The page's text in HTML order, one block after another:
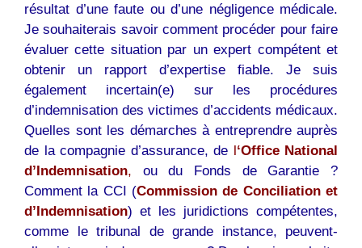
résultat d’une faute ou d’une négligence médicale.
Je souhaiterais savoir comment procéder pour faire
évaluer cette situation par un expert compétent et
obtenir un rapport d’expertise fiable. Je suis
également incertain(e) sur les procédures
d’indemnisation des victimes d’accidents médicaux.
Quelles sont les démarches à entreprendre auprès
de la compagnie d’assurance, de l‘Office National
d’Indemnisation, ou du Fonds de Garantie ?
Comment la CCI (Commission de Conciliation et
d’Indemnisation) et les juridictions compétentes,
comme le tribunal de grande instance, peuvent-